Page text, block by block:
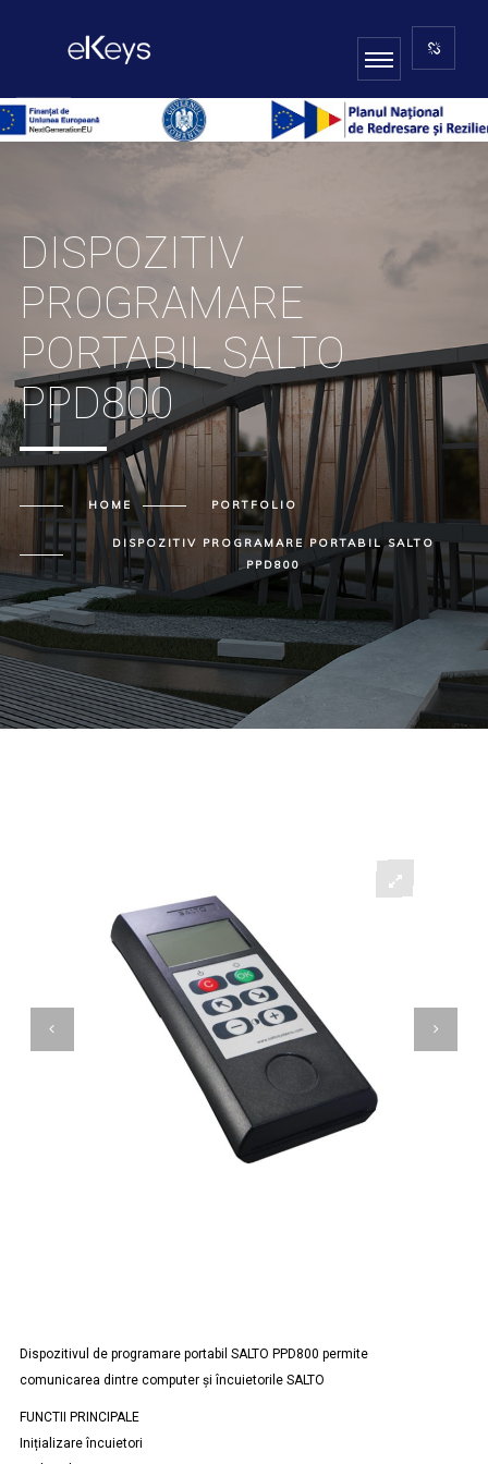
DISPOZITIV
PROGRAMARE
PORTABIL SALTO
PPD800
HOME PORTFOLIO
DISPOZITIV PROGRAMARE PORTABIL SALTO
PPD800
Dispozitivul de programare portabil SALTO PPD800 permite
comunicarea dintre computer și încuietorile SALTO
FUNCTII PRINCIPALE
Inițializare încuietori